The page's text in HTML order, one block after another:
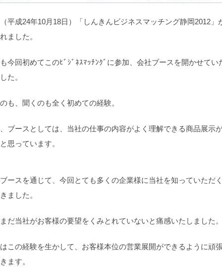
平成24年10月18日）「しんきんビジネスマッチング静岡2012」
ました。
今回初めてこのﾋﾞｼﾞﾈｽﾏｯﾁﾝｸﾞに参加、会社ブースを開かせてい
た。
も、聞くのも全く初めての経験。
ブースとしては、当社の仕事の内容がよく理解できる商品展示
思っています。
ースを通じて、今回とても多くの企業様に当社を知っていただ
ました。
だ当社がお客様の要望をくみとれていないと痛感いたしました
この経験を生かして、お客様本位の営業展開ができるように頑
ます。